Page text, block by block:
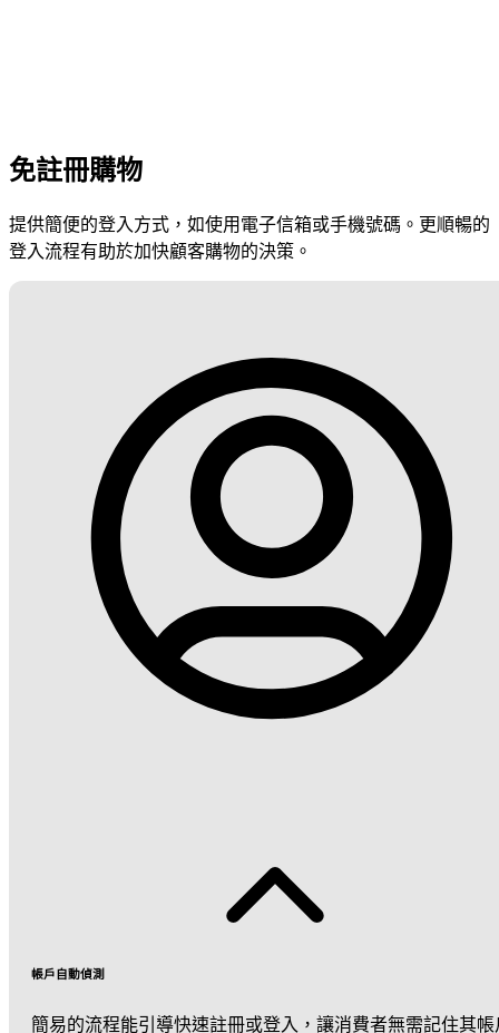
免註冊購物
提供簡便的登入方式，如使用電子信箱或手機號碼。更順暢的
登入流程有助於加快顧客購物的決策。
帳戶自動偵測
簡易的流程能引導快速註冊或登入，讓消費者無需記住其帳